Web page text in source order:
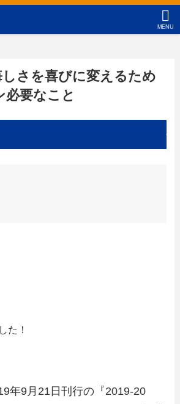
MENU
しさを喜びに変えるため
必要なこと
た！
年9月21日刊行の『2019-20